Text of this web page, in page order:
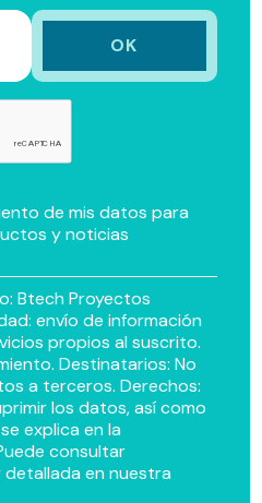
de mis datos para
y noticias
Btech Proyectos
envío de información
propios al suscrito.
Destinatarios: No
a terceros. Derechos:
los datos, así como
explica en la
consultar
en nuestra